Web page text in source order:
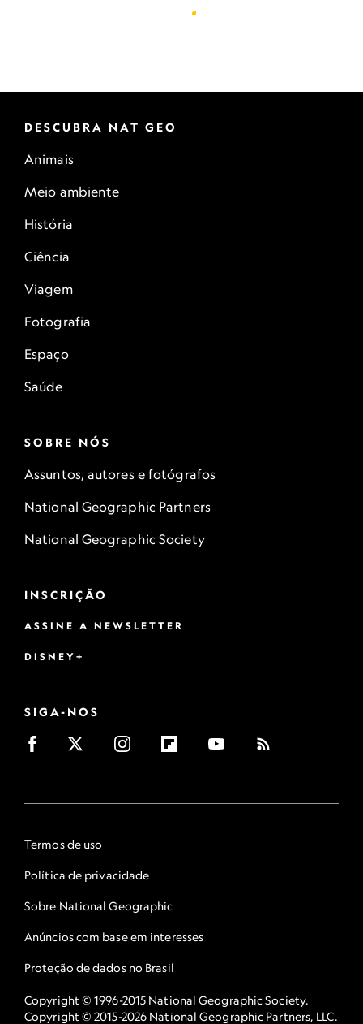
DESCUBRA NAT GEO
Animais
Meio ambiente
História
Ciência
Viagem
Fotografia
Espaço
Saúde
SOBRE NÓS
Assuntos, autores e fotógrafos
National Geographic Partners
National Geographic Society
INSCRIÇÃO
ASSINE A NEWSLETTER
DISNEY+
SIGA-NOS
Termos de uso
Política de privacidade
Sobre National Geographic
Anúncios com base em interesses
Proteção de dados no Brasil
Copyright © 1996-2015 National Geographic Society.
Copyright © 2015-2026 National Geographic Partners, LLC.